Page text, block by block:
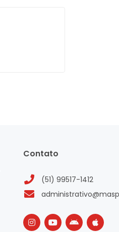
Contato
(51) 99517-1412